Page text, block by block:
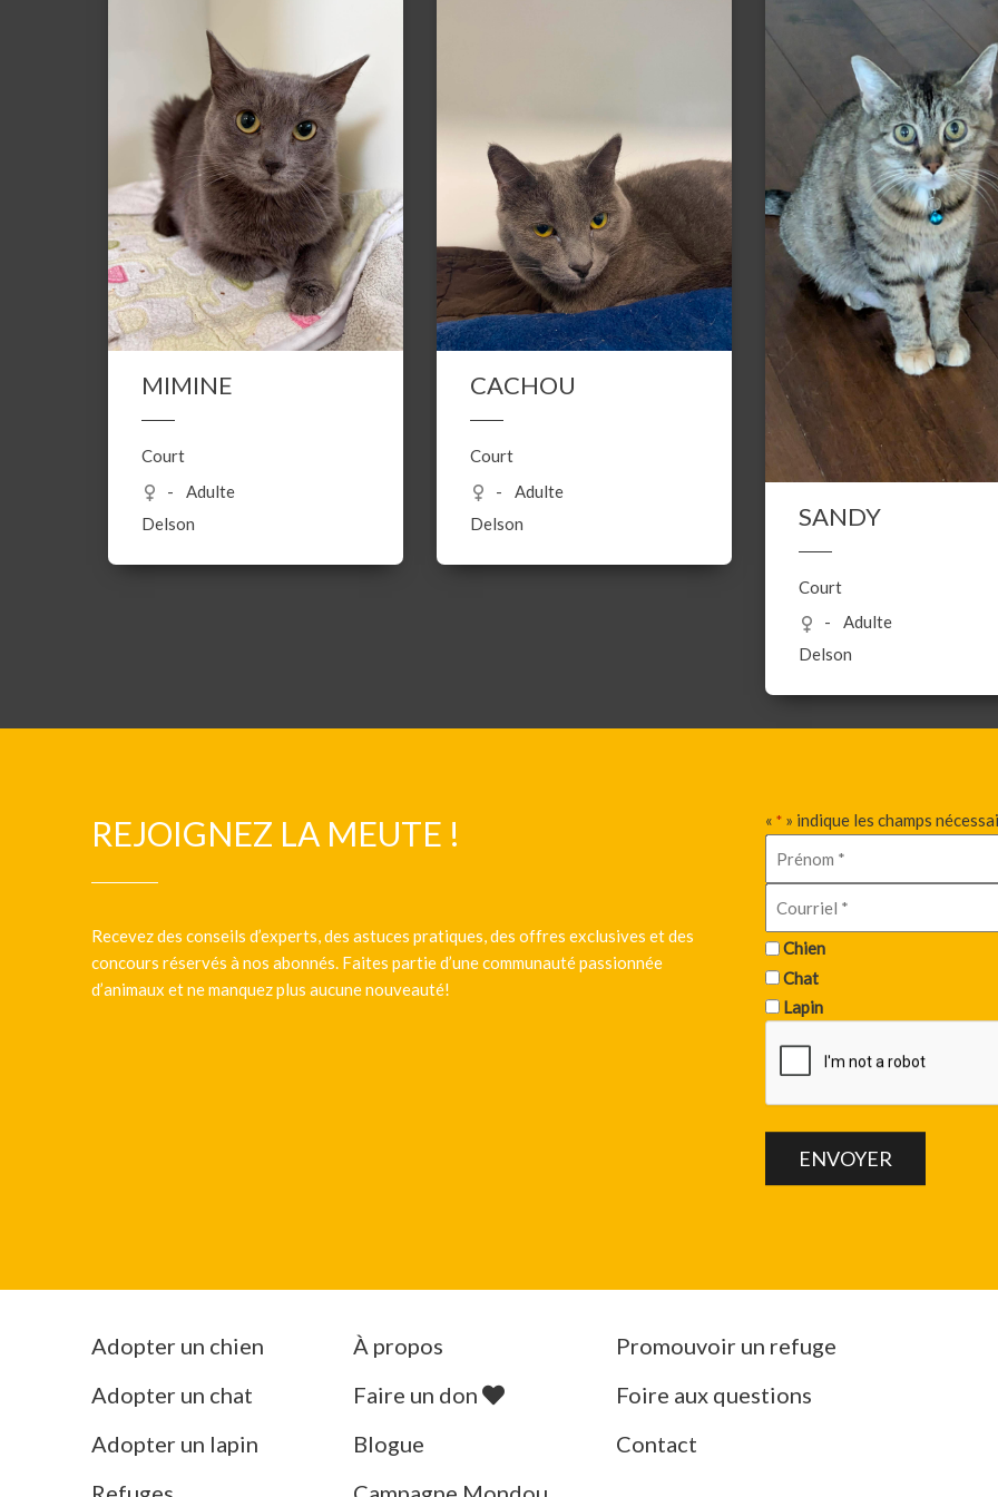
MIMINE
Court
Adulte
Delson
CACHOU
Court
Adulte
Delson
SANDY
Court
Adulte
Delson
REJOIGNEZ LA MEUTE !
Recevez des conseils d’experts, des astuces pratiques, des offres exclusives et des
concours réservés à nos abonnés. Faites partie d’une communauté passionnée
d’animaux et ne manquez plus aucune nouveauté!
« * » indique les champs
Chien
Chat
Lapin
Adopter un chien
Adopter un chat
Adopter un lapin
À propos
Faire un don
Blogue
Promouvoir un refuge
Foire aux questions
Contact